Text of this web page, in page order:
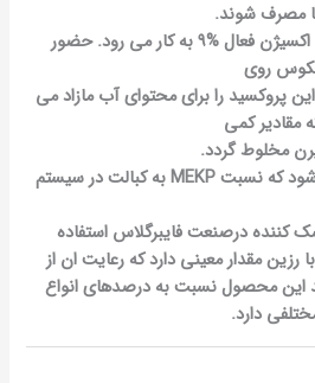
ها مصرف شوند.
استفاده شده اغلب با اکسیژن فعال %۹ به کار می رود. حضور
روی
پروکسید را برای محتوای آب مازاد می
مقادیر کمی
مخلوط گردد.
شود که نسبتMEKPبه کبالت در سیستم
کننده درصنعت فایبرگلاس استفاده
رزین مقدار معینی دارد که رعایت ان از
این محصول نسبت به درصدهای انواع
دارد.